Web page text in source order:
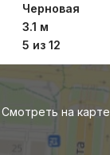
сум/м²
Residence
+998 (78) 113...
Черновая
3.1 м
5 из 12
Смотреть на карте